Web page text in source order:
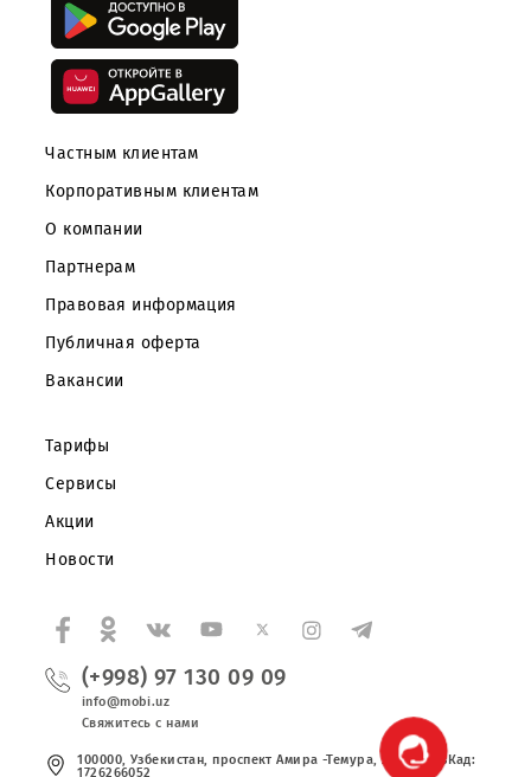
Скачайте приложение Mobiuz
Частным клиентам
Правовая информация
Вакансии
Тарифы